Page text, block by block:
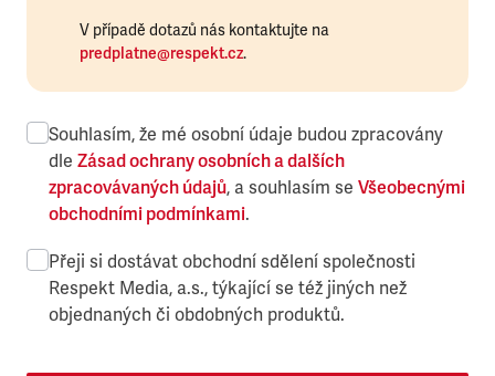
V případě dotazů nás kontaktujte na
predplatne@respekt.cz.
Souhlasím, že mé osobní údaje budou zpracovány
dle Zásad ochrany osobních a dalších
zpracovávaných údajů, a souhlasím se Všeobecnými
obchodními podmínkami.
Přeji si dostávat obchodní sdělení společnosti
Respekt Media, a.s., týkající se též jiných než
objednaných či obdobných produktů.